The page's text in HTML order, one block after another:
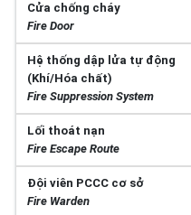
Cửa chống cháy
Fire Door
Hệ thống dập lửa tự động
(Khí/Hóa chất)
Fire Suppression System
Lối thoát nạn
Fire Escape Route
Đội viên PCCC cơ sở
Fire Warden